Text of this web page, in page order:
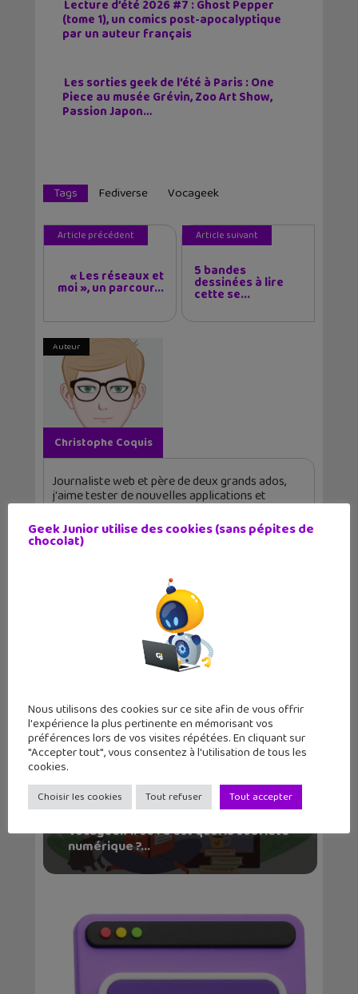
Lecture d’été 2026 #7 : Ghost Pepper
(tome 1), un comics post-apocalyptique
par un auteur français
Les sorties geek de l’été à Paris : One
Piece au musée Grévin, Zoo Art Show,
Passion Japon…
Tags Fediverse Vocageek
Article précédent
« Les réseaux et
moi », un parcour...
Article suivant
5 bandes
dessinées à lire
cette se...
Auteur
Christophe Coquis
Journaliste web et père de deux grands ados,
j'aime tester de nouvelles applications et
regarder des séries télé tard le soir.
Articles similaires
Vocageek #60 : C’est quoi la sobriété
numérique ?...
Geek Junior utilise des cookies (sans pépites de
chocolat)
Nous utilisons des cookies sur ce site afin de vous offrir
l'expérience la plus pertinente en mémorisant vos
préférences lors de vos visites répétées. En cliquant sur
"Accepter tout", vous consentez à l'utilisation de tous les
cookies.
Choisir les cookies Tout refuser Tout accepter